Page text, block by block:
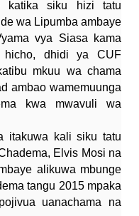
katika siku hizi tatu
wa Lipumba ambaye
vya Siasa kama
hicho, dhidi ya CUF
mkuu wa chama
ambao wamemuunga
kwa mwavuli wa
itakuwa kali siku tatu
Elvis Mosi na
alikuwa mbunge
tangu 2015 mpaka
uanachama na